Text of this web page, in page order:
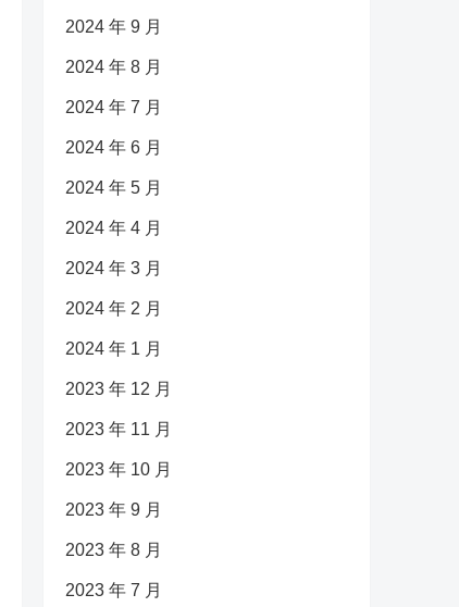
2024 年 9 月
2024 年 8 月
2024 年 7 月
2024 年 6 月
2024 年 5 月
2024 年 4 月
2024 年 3 月
2024 年 2 月
2024 年 1 月
2023 年 12 月
2023 年 11 月
2023 年 10 月
2023 年 9 月
2023 年 8 月
2023 年 7 月